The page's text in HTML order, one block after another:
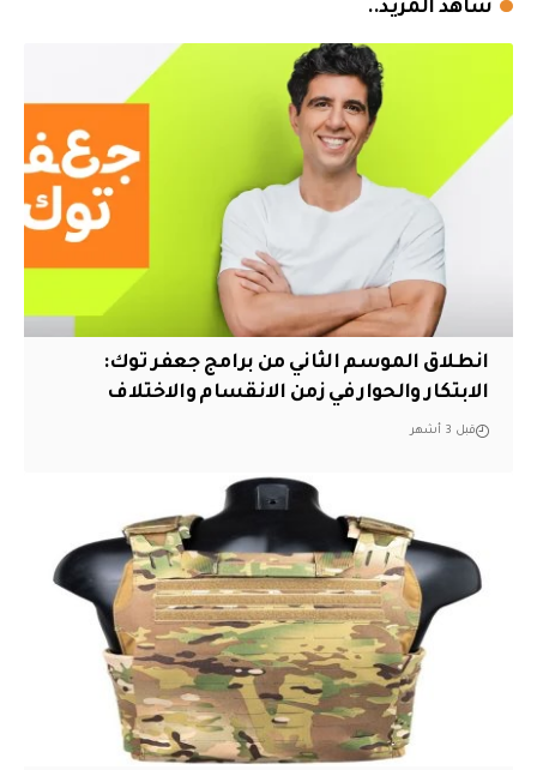
شاهد المزيد..
انطلاق الموسم الثاني من برامج جعفر توك:
الابتكار والحوار في زمن الانقسام والاختلاف
قبل 3 أشهر